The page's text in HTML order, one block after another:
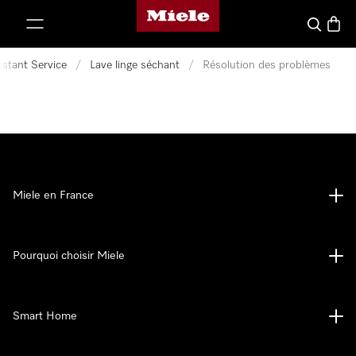
Page d'accueil Miele
Search
Service / Lave linge séchant / Résolution des problèmes
Miele en France
Pourquoi choisir Miele
Smart Home